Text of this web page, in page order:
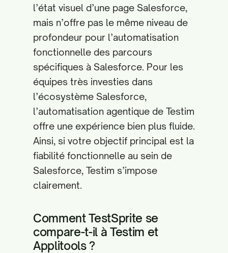
l’état visuel d’une page Salesforce,
mais n’offre pas le même niveau de
profondeur pour l’automatisation
fonctionnelle des parcours
spécifiques à Salesforce. Pour les
équipes très investies dans
l’écosystème Salesforce,
l’automatisation agentique de Testim
offre une expérience bien plus fluide.
Ainsi, si votre objectif principal est la
fiabilité fonctionnelle au sein de
Salesforce, Testim s’impose
clairement.
Comment TestSprite se
compare-t-il à Testim et
Applitools ?